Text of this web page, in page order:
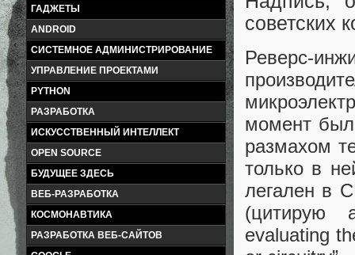
ГАДЖЕТЫ
ANDROID
СИСТЕМНОЕ АДМИНИСТРИРОВАНИЕ
УПРАВЛЕНИЕ ПРОЕКТАМИ
PYTHON
РАЗРАБОТКА
ИСКУССТВЕННЫЙ ИНТЕЛЛЕКТ
OPEN SOURCE
БУДУЩЕЕ ЗДЕСЬ
ВЕБ-РАЗРАБОТКА
КОСМОНАВТИКА
РАЗРАБОТКА ВЕБ-САЙТОВ
советских
Реверс-
момент
размахом
только в
легален в
(цитирую
evaluating